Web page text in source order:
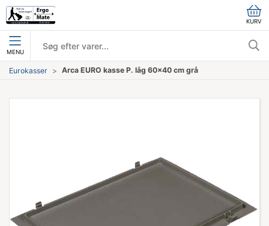
KURV
MENU
Eurokasser Arca EURO kasse P. låg 60x40 cm grå